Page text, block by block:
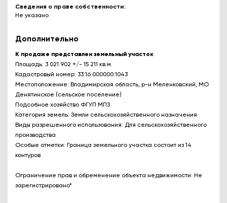
Сведения о праве собственности
Не указано
Дополнительно
К продаже представлен земельный участок
Площадь: 3 021 902 +/- 15 211 кв.м.
Кадастровый номер: 33:16:000000:1043
Местоположение: Владимирская область, р-н Меленковский, МО
Денятинское (сельское поселение)
Подсобное хозяйство ФГУП МПЗ
Категория земель: Земли сельскохозяйственного назначения
Виды разрешенного использования: Для сельскохозяйственного
производства
Особые отметки: Граница земельного участка состоит из 14
контуров
Ограничение прав и обременение объекта недвижимости: Не
зарегистрировано*